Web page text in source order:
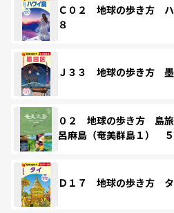
Ｃ０２ 地球の歩き方
８
Ｊ３３ 地球の歩き方
０２ 地球の歩き方 島
呂麻島（奄美群島１）
Ｄ１７ 地球の歩き方